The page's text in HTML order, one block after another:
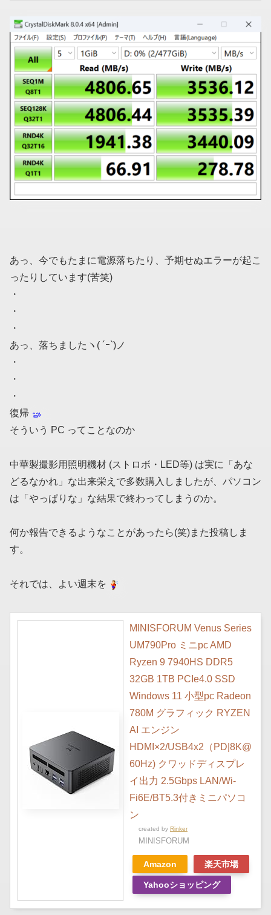
あっ、今でもたまに電源落ちたり、予期せぬエラーが起こ
ったりしています(苦笑)
・
・
・
あっ、落ちましたヽ( ´ｰ`)ノ
・
・
・
復帰
そういう PC ってことなのか
中華製撮影用照明機材 (ストロボ・LED等) は実に「あな
どるなかれ」な出来栄えで多数購入しましたが、パソコン
は「やっぱりな」な結果で終わってしまうのか。
何か報告できるようなことがあったら(笑)また投稿しま
す。
それでは、よい週末を
MINISFORUM Venus Series
UM790Pro ミニpc AMD
Ryzen 9 7940HS DDR5
32GB 1TB PCIe4.0 SSD
Windows 11 小型pc Radeon
780M グラフィック RYZEN
AI エンジン
HDMI×2/USB4x2（PD|8K@
60Hz) クワッドディスプレ
イ出力 2.5Gbps LAN/Wi-
Fi6E/BT5.3付きミニパソコ
ン
created by Rinker
MINISFORUM
Amazon 楽天市場
Yahooショッピング